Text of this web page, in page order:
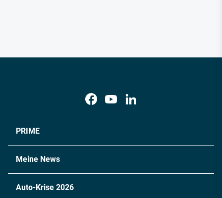
PRIME
Meine News
Auto-Krise 2026